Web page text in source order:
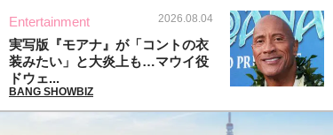
Entertainment 2026.08.04
実写版『モアナ』が「コントの衣
装みたい」と大炎上も…マウイ役
ドウェ...
BANG SHOWBIZ